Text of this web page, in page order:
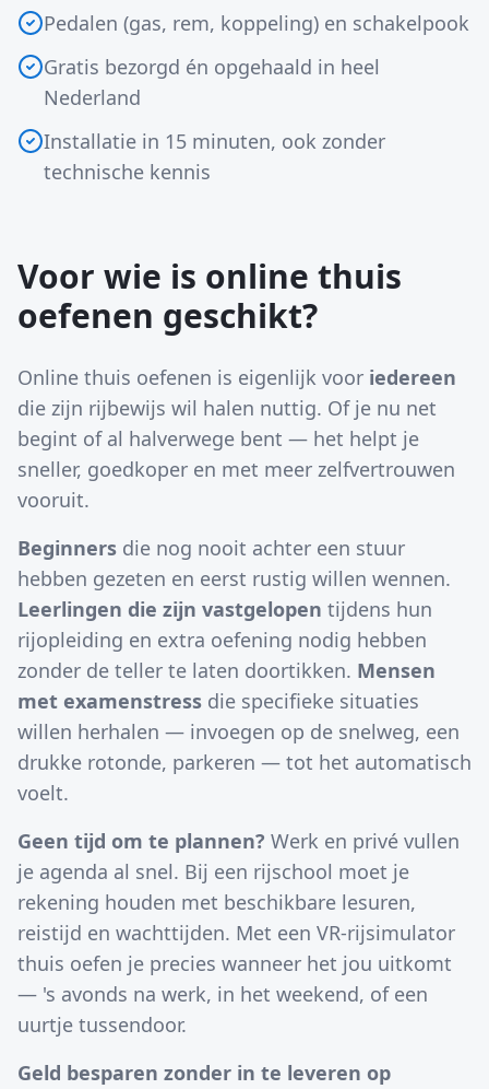
Pedalen (gas, rem, koppeling) en schakelpook
Gratis bezorgd én opgehaald in heel
Nederland
Installatie in 15 minuten, ook zonder
technische kennis
Voor wie is online thuis
oefenen geschikt?
Online thuis oefenen is eigenlijk voor iedereen
die zijn rijbewijs wil halen nuttig. Of je nu net
begint of al halverwege bent — het helpt je
sneller, goedkoper en met meer zelfvertrouwen
vooruit.
Beginners die nog nooit achter een stuur
hebben gezeten en eerst rustig willen wennen.
Leerlingen die zijn vastgelopen tijdens hun
rijopleiding en extra oefening nodig hebben
zonder de teller te laten doortikken. Mensen
met examenstress die specifieke situaties
willen herhalen — invoegen op de snelweg, een
drukke rotonde, parkeren — tot het automatisch
voelt.
Geen tijd om te plannen? Werk en privé vullen
je agenda al snel. Bij een rijschool moet je
rekening houden met beschikbare lesuren,
reistijd en wachttijden. Met een VR-rijsimulator
thuis oefen je precies wanneer het jou uitkomt
— 's avonds na werk, in het weekend, of een
uurtje tussendoor.
Geld besparen zonder in te leveren op